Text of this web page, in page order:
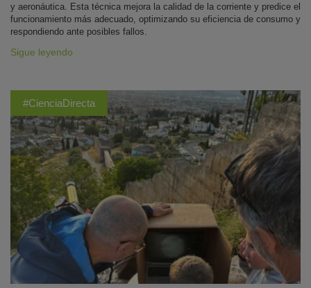
y aeronáutica. Esta técnica mejora la calidad de la corriente y predice el
funcionamiento más adecuado, optimizando su eficiencia de consumo y
respondiendo ante posibles fallos.
Sigue leyendo
#CienciaDirecta